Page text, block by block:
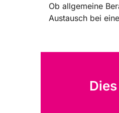
Ob allgemeine
Austausch bei